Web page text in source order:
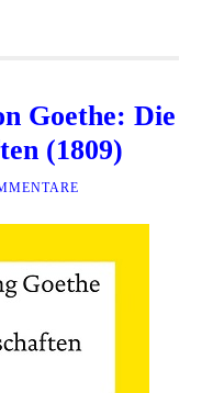
Goethe: Die
(1809)